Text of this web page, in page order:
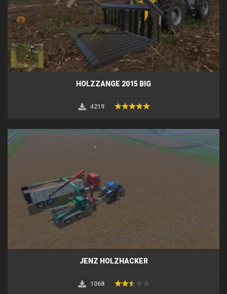
HOLZZANGE 2015 BIG
4219
JENZ HOLZHACKER
1068